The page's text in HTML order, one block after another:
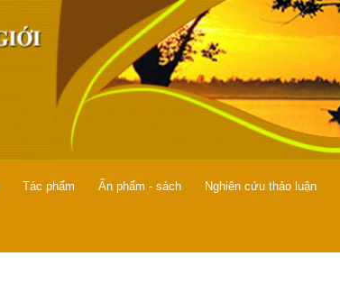
Tác phẩm Ấn phẩm - sách Nghiên cứu thảo luận